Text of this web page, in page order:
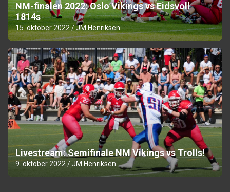
NM-finalen 2022: Oslo Vikings vs Eidsvoll
1814s
15. oktober 2022 JM Henriksen
Livestream: Semifinale NM Vikings vs Trolls!
9. oktober 2022 JM Henriksen